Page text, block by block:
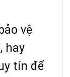
vệ
hay
tín để